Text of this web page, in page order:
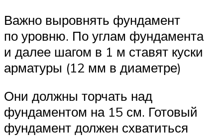
Важно выровнять фундамент
по уровню. По углам фундамента
и далее шагом в 1 м ставят куски
арматуры (12 мм в диаметре)
Они должны торчать над
фундаментом на 15 см. Готовый
фундамент должен схватиться